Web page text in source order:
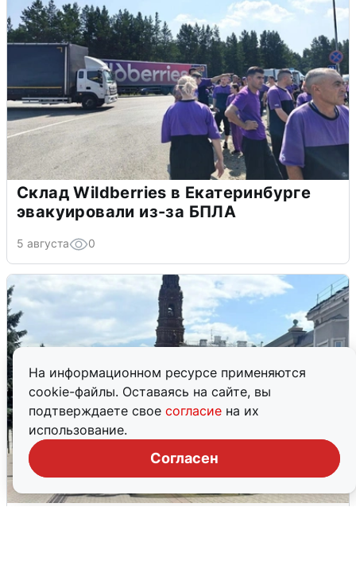
На информационном ресурсе применяются
cookie-файлы. Оставаясь на сайте, вы
подтверждаете свое согласие на их
использование.
Согласен
Склад Wildberries в Екатеринбурге
эвакуировали из-за БПЛА
5 августа 0